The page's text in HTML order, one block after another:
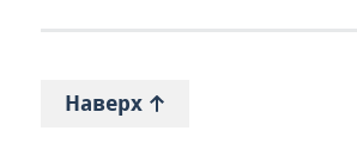
Наверх